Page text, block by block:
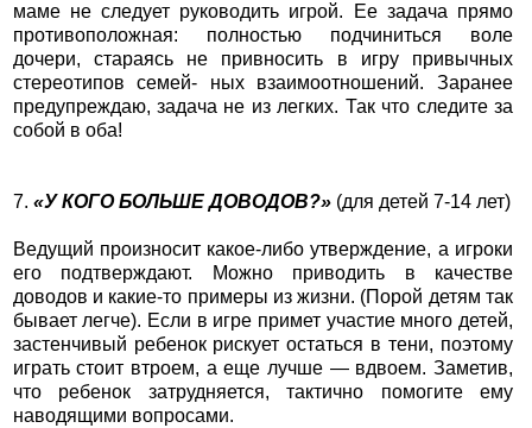
маме не следует руководить игрой. Ее задача прямо
противоположная: полностью подчиниться воле
дочери, стараясь не привносить в игру привычных
стереотипов семей- ных взаимоотношений. Заранее
предупреждаю, задача не из легких. Так что следите за
собой в оба!
7. «У КОГО БОЛЬШЕ ДОВОДОВ?»(для детей 7-14 лет)
Ведущий произносит какое-либо утверждение, а игроки
его подтверждают. Можно приводить в качестве
доводов и какие-то примеры из жизни. (Порой детям так
бывает легче). Если в игре примет участие много детей,
застенчивый ребенок рискует остаться в тени, поэтому
играть стоит втроем, а еще лучше — вдвоем. Заметив,
что ребенок затрудняется, тактично помогите ему
наводящими вопросами.